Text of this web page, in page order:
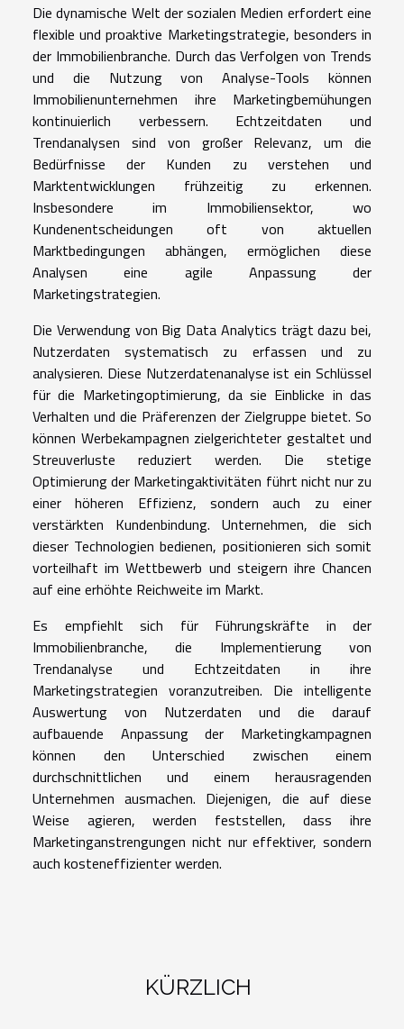
Die dynamische Welt der sozialen Medien erfordert eine
flexible und proaktive Marketingstrategie, besonders in
der Immobilienbranche. Durch das Verfolgen von Trends
und die Nutzung von Analyse-Tools können
Immobilienunternehmen ihre Marketingbemühungen
kontinuierlich verbessern. Echtzeitdaten und
Trendanalysen sind von großer Relevanz, um die
Bedürfnisse der Kunden zu verstehen und
Marktentwicklungen frühzeitig zu erkennen.
Insbesondere im Immobiliensektor, wo
Kundenentscheidungen oft von aktuellen
Marktbedingungen abhängen, ermöglichen diese
Analysen eine agile Anpassung der
Marketingstrategien.
Die Verwendung von Big Data Analytics trägt dazu bei,
Nutzerdaten systematisch zu erfassen und zu
analysieren. Diese Nutzerdatenanalyse ist ein Schlüssel
für die Marketingoptimierung, da sie Einblicke in das
Verhalten und die Präferenzen der Zielgruppe bietet. So
können Werbekampagnen zielgerichteter gestaltet und
Streuverluste reduziert werden. Die stetige
Optimierung der Marketingaktivitäten führt nicht nur zu
einer höheren Effizienz, sondern auch zu einer
verstärkten Kundenbindung. Unternehmen, die sich
dieser Technologien bedienen, positionieren sich somit
vorteilhaft im Wettbewerb und steigern ihre Chancen
auf eine erhöhte Reichweite im Markt.
Es empfiehlt sich für Führungskräfte in der
Immobilienbranche, die Implementierung von
Trendanalyse und Echtzeitdaten in ihre
Marketingstrategien voranzutreiben. Die intelligente
Auswertung von Nutzerdaten und die darauf
aufbauende Anpassung der Marketingkampagnen
können den Unterschied zwischen einem
durchschnittlichen und einem herausragenden
Unternehmen ausmachen. Diejenigen, die auf diese
Weise agieren, werden feststellen, dass ihre
Marketinganstrengungen nicht nur effektiver, sondern
auch kosteneffizienter werden.
KÜRZLICH